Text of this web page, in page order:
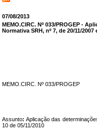
07/08/2013
MEMO.CIRC. Nº 033/PROGEP -
Normativa SRH, nº 7, de 20/11/2007
MEMO.CIRC. Nº 033/
Assunto: Aplicação das
10 de 05/11/2010